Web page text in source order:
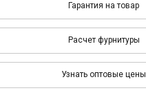
Гарантия на товар
Расчет фурнитуры
Узнать оптовые цены